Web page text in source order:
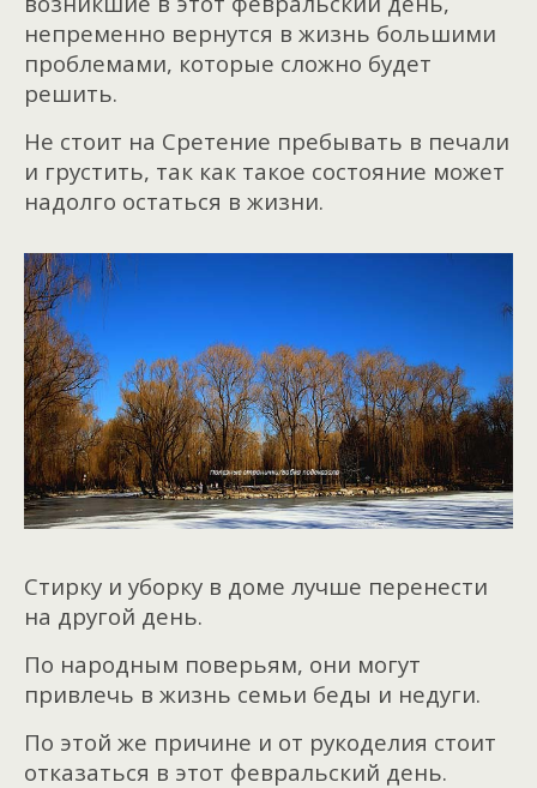
непременно вернутся в жизнь большими
проблемами, которые сложно будет
решить.
Не стоит на Сретение пребывать в печали
и грустить, так как такое состояние может
надолго остаться в жизни.
Стирку и уборку в доме лучше перенести
на другой день.
По народным поверьям, они могут
привлечь в жизнь семьи беды и недуги.
По этой же причине и от рукоделия стоит
отказаться в этот февральский день.